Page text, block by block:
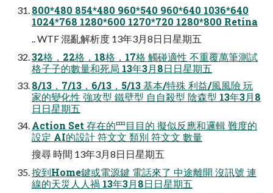
800*480 854*480 960*540 960*640 1036*640
1024*768 1280*600 1270*720 1280*800 Retina
.. WTF 混亂解析度 13年3月8⽇日星期五
32格，22格，18格，17格 觸碰適性 不重覆萬筆測試
格⼦子的數量和死局 13年3月8⽇日星期五
8/13，7/13，6/13，5/13 基本/特殊 利益/⾵風險 玩
家的變化性 強攻型 鐵壁型 ⾃自殺型 陰森型 13年3月8
⽇日星期五
Action Set 存在的⺫⽬目的 擬似反應和邏輯 難度的
設定 AI的設計 符⽂文 類別 符⽂文 數量
搜尋 時間 13年3月8⽇日星期五
按到Home鍵或電源鍵 電話來了 中途離開 沒訊號 連
線的天災⼈人禍 13年3月8⽇日星期五